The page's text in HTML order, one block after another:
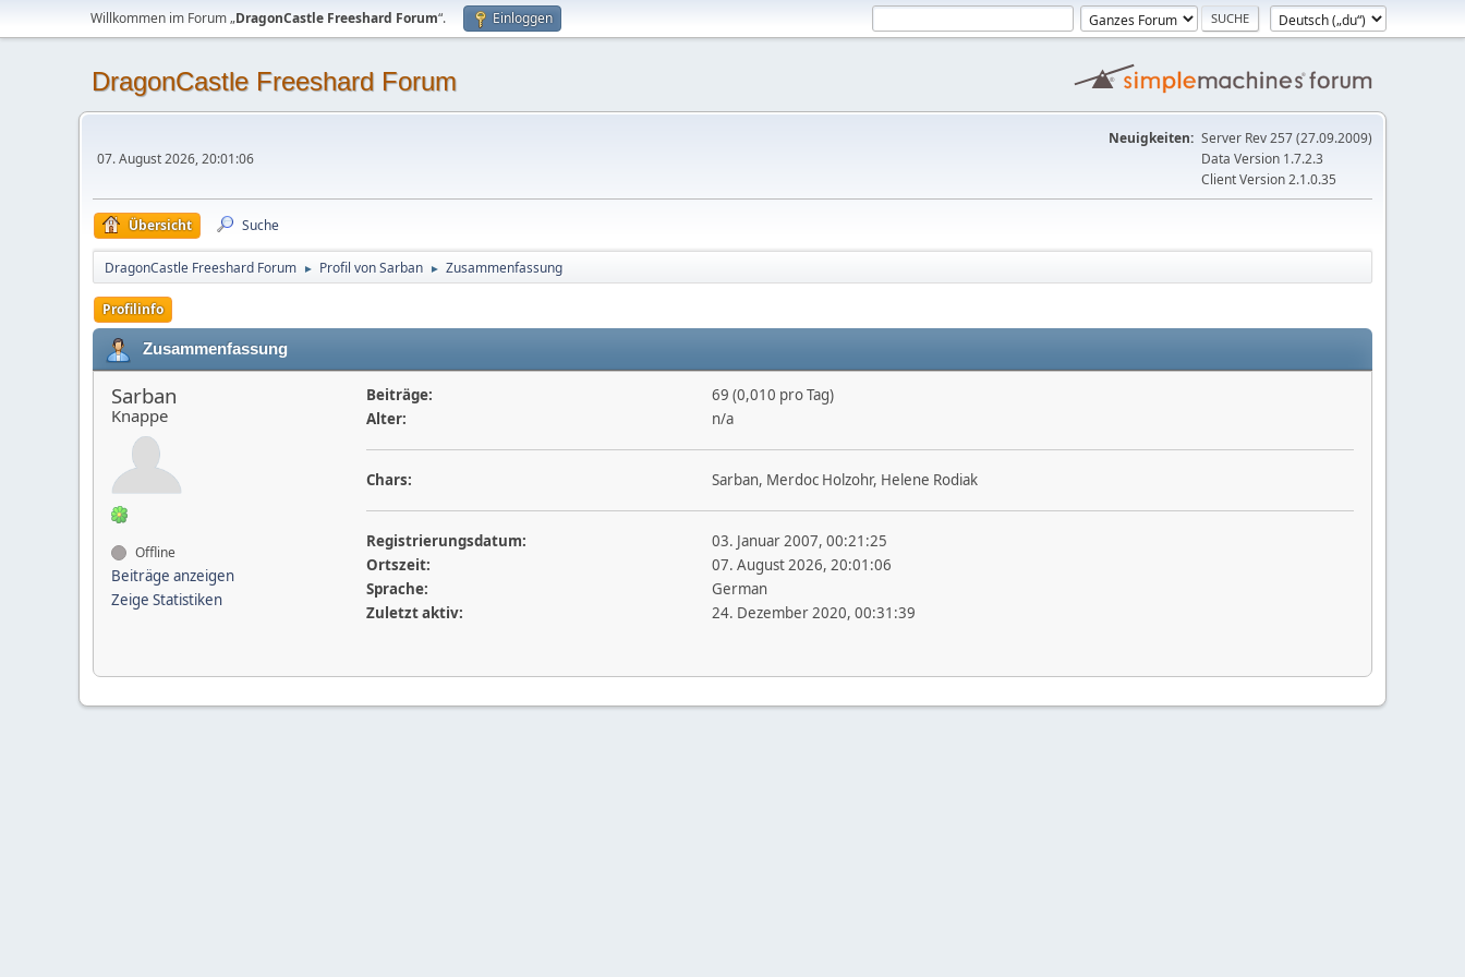
Willkommen im Forum „DragonCastle Freeshard Forum“. Einloggen
DragonCastle Freeshard Forum
07. August 2026, 20:01:06
Neuigkeiten: Server Rev 257 (27.09.2009)
Data Version 1.7.2.3
Client Version 2.1.0.35
Übersicht Suche
DragonCastle Freeshard Forum ► Profil von Sarban ► Zusammenfassung
Profilinfo
Zusammenfassung
Sarban
Knappe
Offline
Beiträge anzeigen
Zeige Statistiken
Beiträge:
69 (0,010 pro Tag)
Alter:
n/a
Chars: Sarban, Merdoc Holzohr, Helene Rodiak
Registrierungsdatum:
03. Januar 2007, 00:21:25
Ortszeit:
07. August 2026, 20:01:06
Sprache:
German
Zuletzt aktiv:
24. Dezember 2020, 00:31:39